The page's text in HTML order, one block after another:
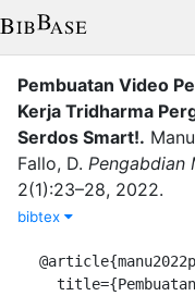
Pembuatan Video
Kerja Tridharma
Serdos Smart!.
Fallo, D. Pengabdian
2(1):23–28, 2022.
bibtex